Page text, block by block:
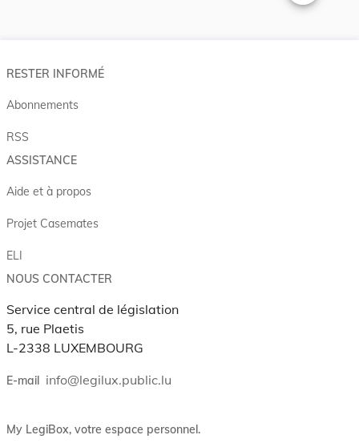
Changer la
RESTER INFORMÉ
Abonnements
RSS
ASSISTANCE
Aide et à propos
Projet Casemates
ELI
NOUS CONTACTER
Service central de législation
5, rue Plaetis
L-2338 LUXEMBOURG
E-mail info@legilux.public.lu
My LegiBox, votre espace personnel.